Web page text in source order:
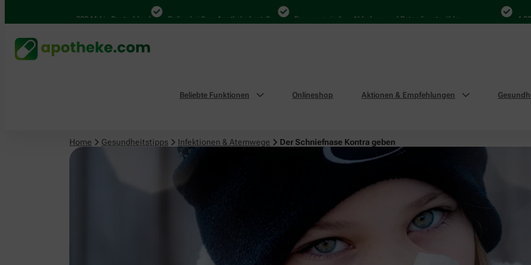
4.000 Mal in Deutschland Online bei Ihrer Apotheke bestellen Bequem zwischen Abholung und Botendienst wählen 4.000
Beliebte Funktionen Onlineshop Aktionen & Empfehlungen
Home Gesundheitstipps Infektionen & Atemwege Der Schniefnase Kontra geben
Infektionen & Atemwege